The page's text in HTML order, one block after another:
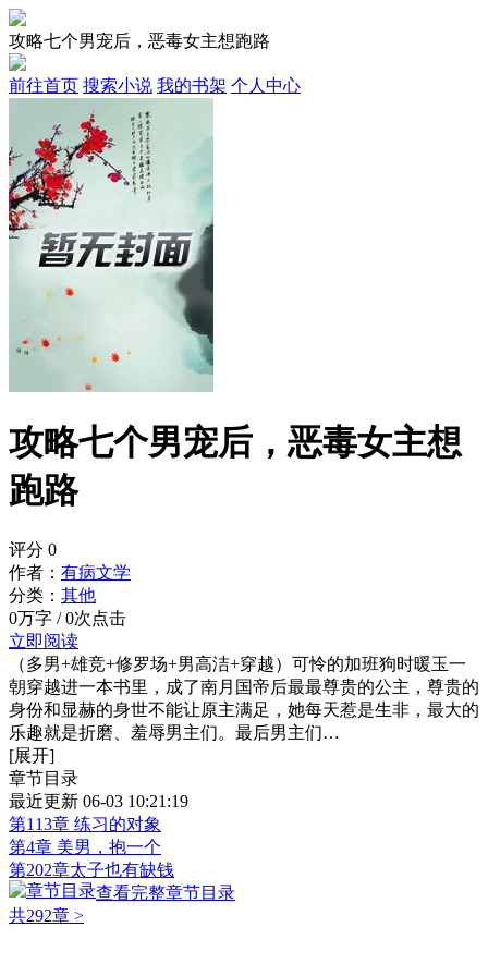
攻略七个男宠后，恶毒女主想跑路
前往首页 搜索小说 我的书架 个人中心
攻略七个男宠后，恶毒女主想
跑路
评分 0
作者： 有病文学
分类： 其他
0万字 / 0次点击
立即阅读
（多男+雄竞+修罗场+男高洁+穿越）可怜的加班狗时暖玉一
朝穿越进一本书里，成了南月国帝后最最尊贵的公主，尊贵的
身份和显赫的身世不能让原主满足，她每天惹是生非，最大的
乐趣就是折磨、羞辱男主们。最后男主们…
[展开]
章节目录
最近更新 06-03 10:21:19
第113章 练习的对象
第4章 美男，抱一个
第202章太子也有缺钱
查看完整章节目录
共292章 >